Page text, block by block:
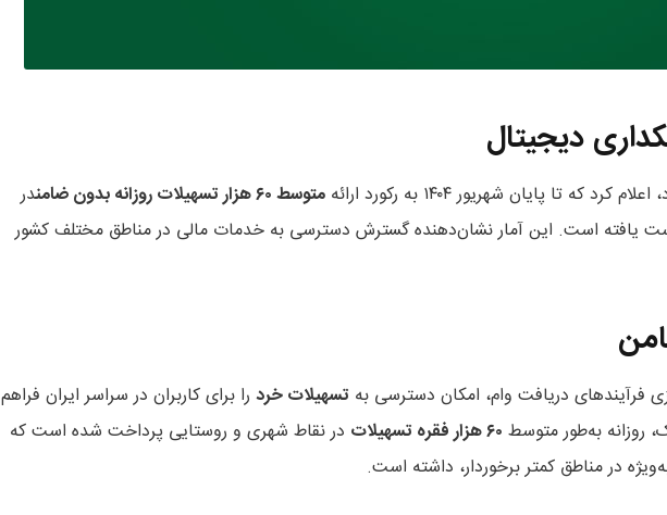
دیجیتال
تا پایان شهریور ۱۴۰۴ به رکورد ارائه متوسط ۶۰ هزار تسهیلات روزانه بدون ضامن
در
یافته است. این آمار نشان‌دهنده گسترش دسترسی به خدمات مالی در مناطق مختلف کشور
فرآیندهای دریافت وام، امکان دسترسی به تسهیلات خرد را برای کاربران در سراسر ایران فراهم
روزانه به‌طور متوسط ۶۰ هزار فقره تسهیلات
در نقاط شهری و روستایی پرداخت شده است که
در مناطق کمتر برخوردار، داشته است.